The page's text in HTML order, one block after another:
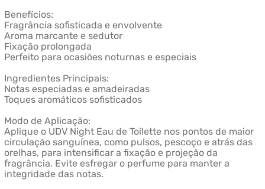
Benefícios:
Fragrância sofisticada e envolvente
Aroma marcante e sedutor
Fixação prolongada
Perfeito para ocasiões noturnas e especiais
Ingredientes Principais:
Notas especiadas e amadeiradas
Toques aromáticos sofisticados
Modo de Aplicação:
Aplique o UDV Night Eau de Toilette nos pontos de maior
circulação sanguínea, como pulsos, pescoço e atrás das
orelhas, para intensificar a fixação e projeção da
fragrância. Evite esfregar o perfume para manter a
integridade das notas.